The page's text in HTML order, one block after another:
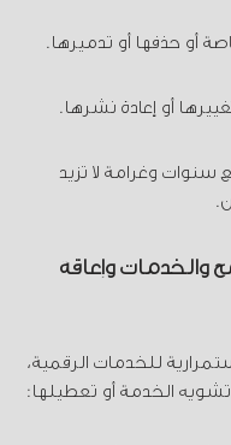
أو حذفها أو تدميرها.
أو إعادة نشرها.
سنوات وغرامة لا تزيد
والخدمات وإعاقة
للخدمات الرقمية،
الخدمة أو تعطيلها: